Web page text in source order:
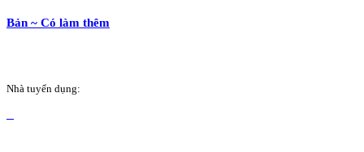
Bản ~ Có làm thêm
Nhà tuyển dụng: